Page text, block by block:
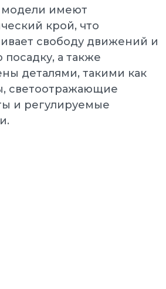
имеют
крой, что
свободу движений и
а также
деталями, такими как
светоотражающие
и регулируемые